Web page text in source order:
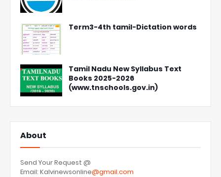
Term3-4th tamil-Dictation words
Tamil Nadu New Syllabus Text
Books 2025-2026
(www.tnschools.gov.in)
About
Send Your Request @
Email: Kalvinewsonline@gmail.com